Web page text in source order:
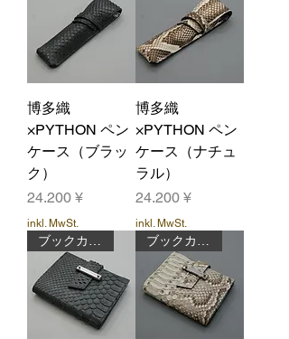
博多織
×PYTHON ペン
ケース（ブラッ
ク）
Preis
24.200 ¥
inkl. MwSt.
博多織
×PYTHON ペン
ケース（ナチュ
ラル）
Preis
24.200 ¥
inkl. MwSt.